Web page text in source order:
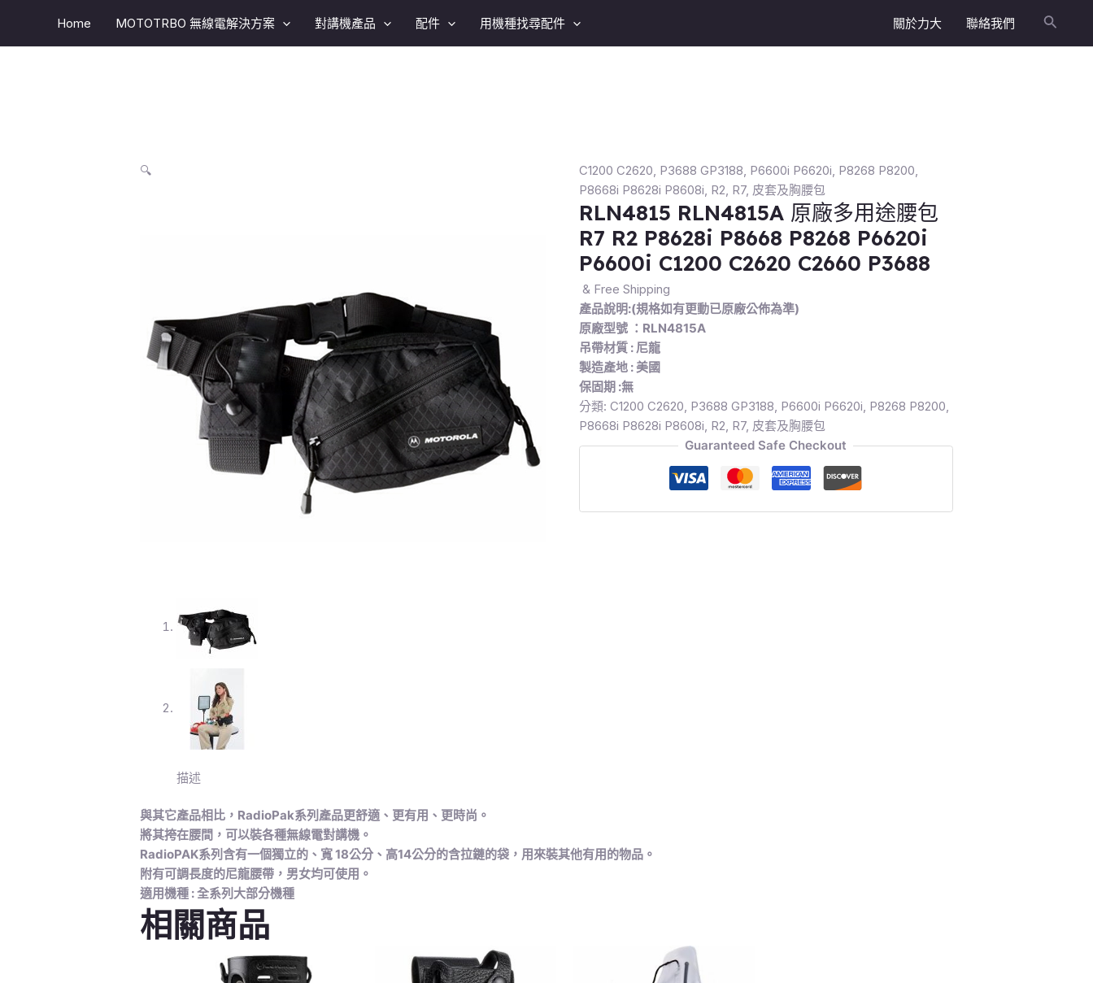
主
Home MOTOTRBO 無線電解決方案​ 對講機產品 配件 用機種找尋配件 關於力大 聯絡我們
搜
尋
🔍 C1200 C2620, P3688 GP3188, P6600i P6620i, P8268 P8200,
P8668i P8628i P8608i, R2, R7, 皮套及胸腰包
RLN4815 RLN4815A 原廠多用途腰包
R7 R2 P8628i P8668 P8268 P6620i
P6600i C1200 C2620 C2660 P3688
& Free Shipping
產品說明:(規格如有更動已原廠公佈為準)
原廠型號 ：RLN4815A
吊帶材質 : 尼龍
製造產地 : 美國
保固期 :無
分類: C1200 C2620, P3688 GP3188, P6600i P6620i, P8268 P8200,
P8668i P8628i P8608i, R2, R7, 皮套及胸腰包
Guaranteed Safe Checkout
描述
與其它產品相比，RadioPak系列產品更舒適、更有用、更時尚。
將其挎在腰間，可以裝各種無線電對講機。
RadioPAK系列含有一個獨立的、寬 18公分、高14公分的含拉鏈的袋，用來裝其他有用的物品。
附有可調長度的尼龍腰帶，男女均可使用。
適用機種 : 全系列大部分機種
相關商品